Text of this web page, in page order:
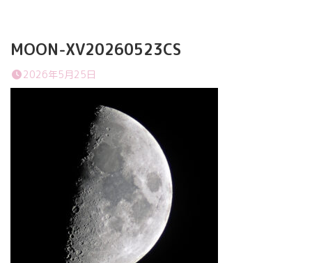
ヨーロッパ中
期予報センター 気象庁 8月31日
6:00 8月30日 5:20 8月1日に南鳥島
近海で猛烈な勢力へ 台風13号は、今
後、海面水温が29度以上の海域を西進
する見込みで、猛烈な勢力になる見込
MOON-XV20260523CS
2026年5月25日